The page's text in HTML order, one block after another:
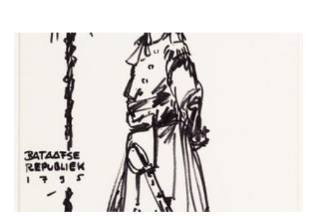
Koninklijk Nederlands Leger- en Wapenmuseum
'Generaal Hoefer' (3)